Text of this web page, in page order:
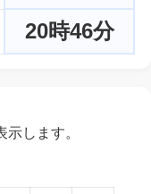
20時46分
します。